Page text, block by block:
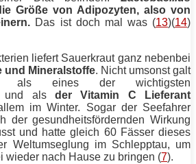
Größe von Adipozyten, also von
Das ist doch mal was (13)(14)
liefert Sauerkraut ganz nebenbei
und Mineralstoffe. Nicht umsonst galt
als eines der wichtigsten
und als der Vitamin C Lieferant
im Winter. Sogar der Seefahrer
der gesundheitsfördernden Wirkung
und hatte gleich 60 Fässer dieses
Weltumseglung im Schlepptau, um
wieder nach Hause zu bringen (7).